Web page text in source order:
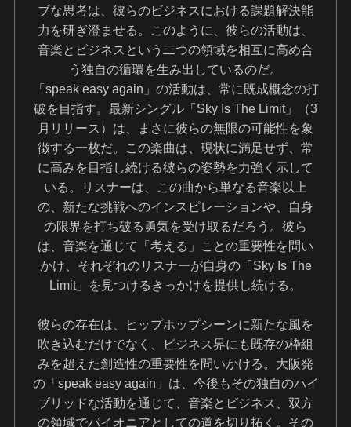
ブな思考は、彼らのビジネスにおける課題解決能
力を研ぎ澄ませる。このように、彼らの活動は、
音楽とビジネスという二つの領域を相互に高め合
う独自の循環を生み出しているのだ。
「speak easy again」の活動は、常に既成概念の打
破を目指す。最新シングル「Sky Is The Limit」（3
月リリース）は、まさに彼らの無限の可能性を象
徴する一枚だ。この楽曲は、現状に満足せず、常
に高みを目指し続ける彼らの姿勢を力強く示して
いる。リスナーは、この曲から単なる音楽以上
の、新たな挑戦へのインスピレーションや、自身
の限界を打ち破る勇気を受け取るだろう。彼ら
は、音楽を通じて「考える」ことの重要性を問い
かけ、それぞれのリスナーが自身の「Sky Is The
Limit」を見つけるきっかけを提供し続ける。
彼らの存在は、ヒップホップシーンに新たな風を
吹き込むだけでなく、ビジネス界にも既存の枠組
みを超えた創造性の重要性を問いかける。大阪発
の「speak easy again」は、今後もその独自のハイ
ブリッドな活動を通じて、音楽とビジネス、双方
の領域でパイオニアとしての道を切り拓く。その